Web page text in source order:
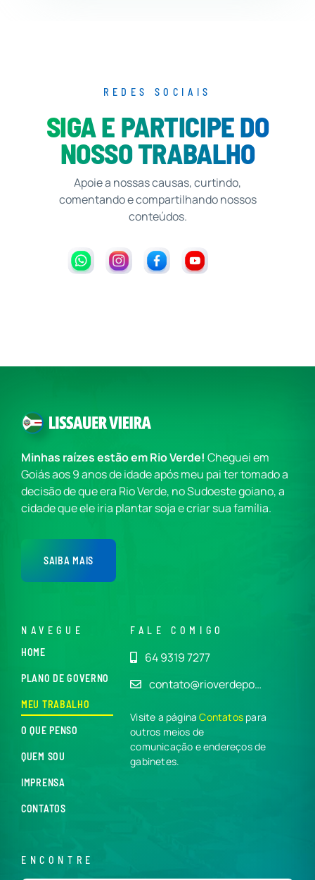
REDES SOCIAIS
SIGA E PARTICIPE DO
NOSSO TRABALHO
Apoie a nossas causas, curtindo,
comentando e compartilhando nossos
conteúdos.
Minhas raízes estão em Rio Verde! Cheguei em
Goiás aos 9 anos de idade após meu pai ter tomado a
decisão de que era Rio Verde, no Sudoeste goiano, a
cidade que ele iria plantar soja e criar sua família.
SAIBA MAIS
NAVEGUE
HOME
PLANO DE GOVERNO
MEU TRABALHO
O QUE PENSO
QUEM SOU
IMPRENSA
CONTATOS
FALE COMIGO
64 9319 7277
contato@rioverdepo…
Visite a páginaContatos para
outros meios de
comunicação e endereços de
gabinetes.
ENCONTRE